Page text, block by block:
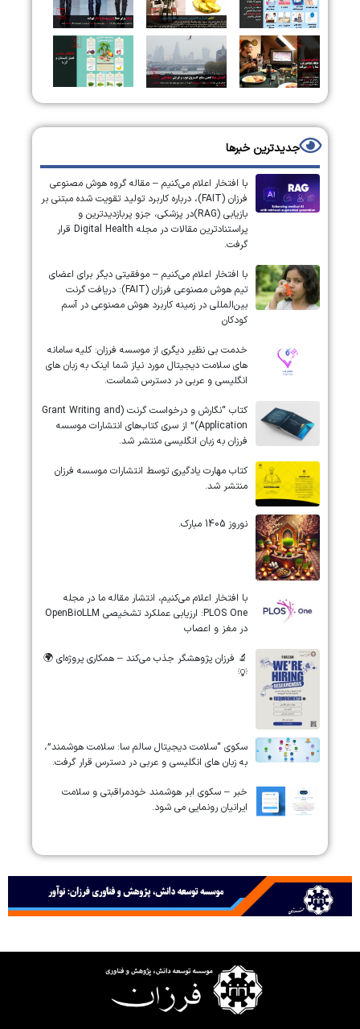
جدیدترین خبرها
با افتخار اعلام می‌کنیم – مقاله گروه هوش مصنوعی
فرزان (FAIT)، درباره کاربرد تولید تقویت شده مبتنی بر
بازیابی (RAG)در پزشکی، جزو پربازدیدترین و
پراستنادترین مقالات در مجله Digital Health قرار
گرفت.
با افتخار اعلام می‌کنیم – موفقیتی دیگر برای اعضای
تیم هوش مصنوعی فرزان (FAIT): دریافت گرنت
بین‌المللی در زمینه کاربرد هوش مصنوعی در آسم
کودکان
خدمت بی نظیر دیگری از موسسه فرزان: کلیه سامانه
های سلامت دیجیتال مورد نیاز شما اینک به زبان های
انگلیسی و عربی در دسترس شماست.
کتاب “نگارش و درخواست گرنت (Grant Writing and
Application)” از سری کتاب‌های انتشارات موسسه
فرزان به زبان انگلیسی منتشر شد.
کتاب مهارت یادگیری توسط انتشارات موسسه فرزان
منتشر شد.
نوروز 1405 مبارک.
‏‏‏با افتخار اعلام می‌کنیم، انتشار مقاله ما در مجله
‎PLOS One‎: ارزیابی عملکرد تشخیصی ‎OpenBioLLM‎
در مغز و اعصاب
🔬 فرزان پژوهشگر جذب می‌کند – همکاری پروژه‌ای 🌍
💡
سکوی “سلامت دیجیتال سالم سا: سلامت هوشمند”،
به زبان های انگلیسی و عربی در دسترس قرار گرفت.
خبر – سکوی ابر هوشمند خودمراقبتی و سلامت
ایرانیان رونمایی می شود.